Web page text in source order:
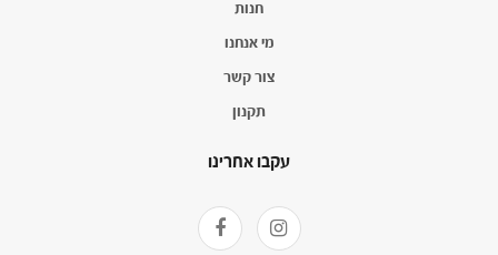
חנות
מי אנחנו
צור קשר
תקנון
עקבו אחרינו